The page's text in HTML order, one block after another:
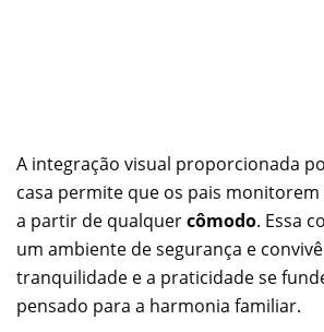
A integração visual proporcionada
casa permite que os pais
a partir de qualquercômodo. Essa
um ambiente de segurança e
tranquilidade e a praticidade se
pensado para a harmonia familiar.